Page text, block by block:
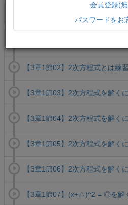
【3章1節02】2次方程式とは練習
【3章1節03】2次方程式を解く
【3章1節04】2次方程式を解く
【3章1節05】2次方程式を解く
【3章1節06】2次方程式を解く
【3章1節07】(x+△)^2 = ◎を解
会員登録(
パスワードをお